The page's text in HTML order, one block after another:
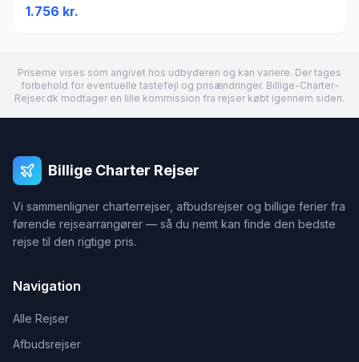
1.756 kr.
Priserne vises som angivet hos udbyderen og kan variere. Der tages
forbehold for eventuelle tastefejl og prisændringer. Billige-Charter-
Rejser.dk modtager en lille kommission fra rejser købt igennem siden.
Billige Charter Rejser
Vi sammenligner charterrejser, afbudsrejser og billige ferier fra
førende rejsearrangører — så du nemt kan finde den bedste
rejse til den rigtige pris.
Navigation
Alle Rejser
Afbudsrejser